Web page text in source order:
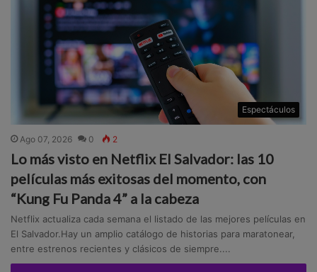
Espectáculos
Ago 07, 2026 0 2
Lo más visto en Netflix El Salvador: las 10
películas más exitosas del momento, con
“Kung Fu Panda 4” a la cabeza
Netflix actualiza cada semana el listado de las mejores películas en
El Salvador.Hay un amplio catálogo de historias para maratonear,
entre estrenos recientes y clásicos de siempre....